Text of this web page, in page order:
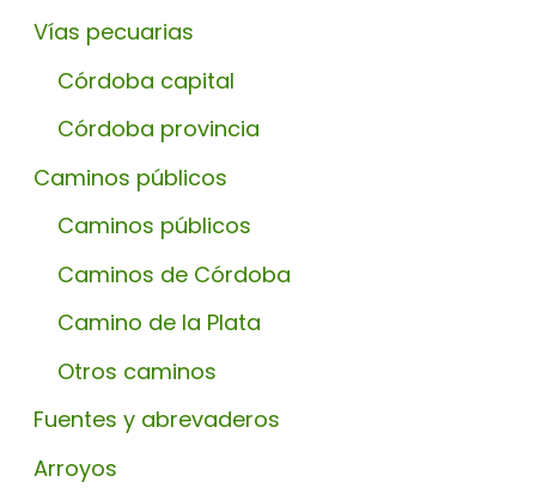
Vías pecuarias
Córdoba capital
Córdoba provincia
Caminos públicos
Caminos públicos
Caminos de Córdoba
Camino de la Plata
Otros caminos
Fuentes y abrevaderos
Arroyos